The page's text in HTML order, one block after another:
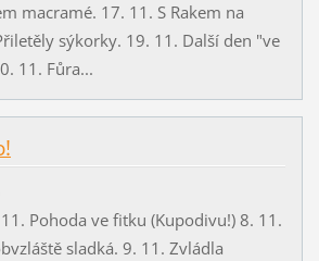
macramé. 17. 11. S Rakem na
sýkorky. 19. 11. Další den "ve
11. Fůra...
Pohoda ve fitku (Kupodivu!) 8. 11.
sladká. 9. 11. Zvládla